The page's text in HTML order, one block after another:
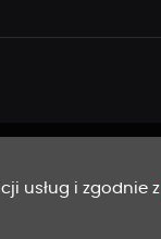
usług i zgodnie z